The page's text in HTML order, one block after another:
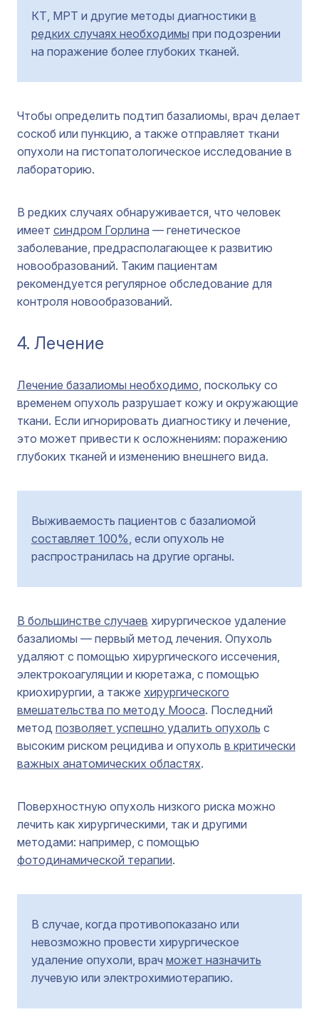
КТ, МРТ и другие методы диагностики в
редких случаях необходимы при подозрении
на поражение более глубоких тканей.
Чтобы определить подтип базалиомы, врач делает
соскоб или пункцию, а также отправляет ткани
опухоли на гистопатологическое исследование в
лабораторию.
В редких случаях обнаруживается, что человек
имеет синдром Горлина — генетическое
заболевание, предрасполагающее к развитию
новообразований. Таким пациентам
рекомендуется регулярное обследование для
контроля новообразований.
4. Лечение
Лечение базалиомы необходимо , поскольку со
временем опухоль разрушает кожу и окружающие
ткани. Если игнорировать диагностику и лечение,
это может привести к осложнениям: поражению
глубоких тканей и изменению внешнего вида.
Выживаемость пациентов с базалиомой
составляет 100% , если опухоль не
распространилась на другие органы.
В большинстве случаев хирургическое удаление
базалиомы — первый метод лечения. Опухоль
удаляют с помощью хирургического иссечения,
электрокоагуляции и кюретажа, с помощью
криохирургии, а также хирургического
вмешательства по методу Мооса. Последний
метод позволяет успешно удалить опухоль с
высоким риском рецидива и опухоль в критически
важных анатомических областях.
Поверхностную опухоль низкого риска можно
лечить как хирургическими, так и другими
методами: например, с помощью
фотодинамической терапии.
В случае, когда противопоказано или
невозможно провести хирургическое
удаление опухоли, врач может назначить
лучевую или электрохимиотерапию.